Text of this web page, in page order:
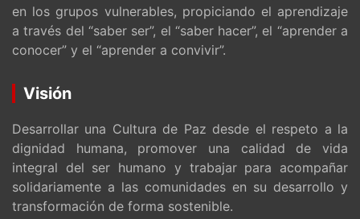
en los grupos vulnerables, propiciando el aprendizaje
a través del “saber ser”, el “saber hacer”, el “aprender a
conocer” y el “aprender a convivir”.
Visión
Desarrollar una Cultura de Paz desde el respeto a la
dignidad humana, promover una calidad de vida
integral del ser humano y trabajar para acompañar
solidariamente a las comunidades en su desarrollo y
transformación de forma sostenible.